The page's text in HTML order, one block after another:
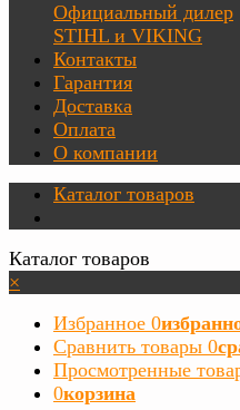
Официальный дилер
STIHL и VIKING
Контакты
Гарантия
Доставка
Оплата
О компании
Каталог товаров
Каталог товаров
×
Избранное 0
Сравнить товары 0
Просмотренные
0корзина